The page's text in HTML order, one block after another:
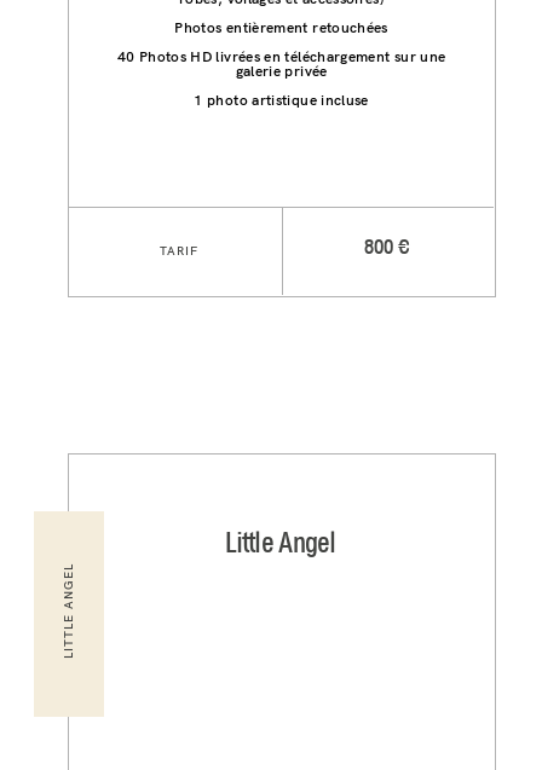
Photos entièrement retouchées
40 Photos HD livrées en téléchargement sur une
galerie privée
1 photo artistique incluse
800 €
TARIF
Little Angel
LITTLE ANGEL